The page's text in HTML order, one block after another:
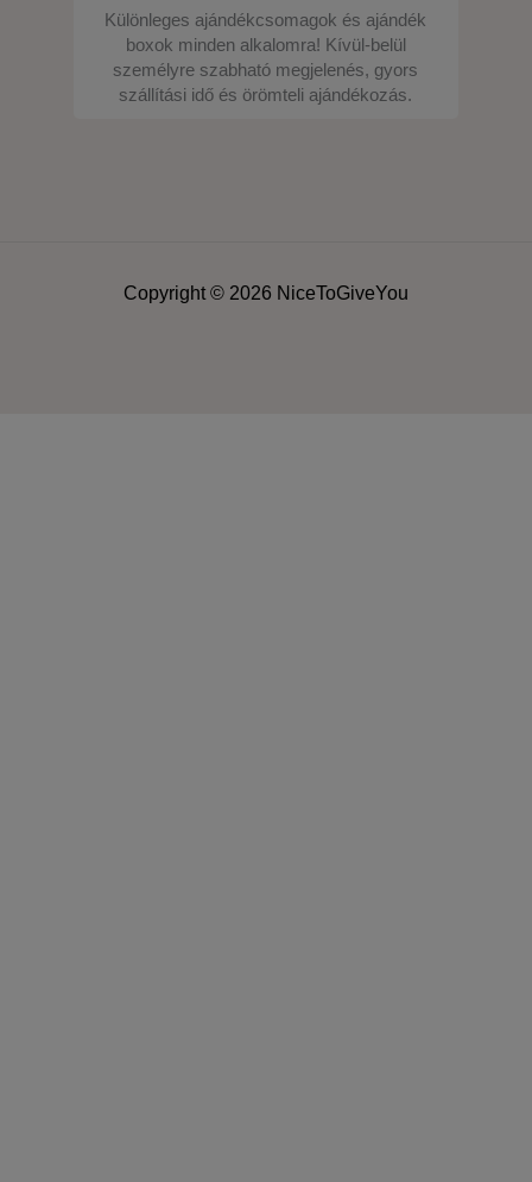
Különleges ajándékcsomagok és ajándék
boxok minden alkalomra! Kívül-belül
személyre szabható megjelenés, gyors
szállítási idő és örömteli ajándékozás.
Copyright © 2026 NiceToGiveYou